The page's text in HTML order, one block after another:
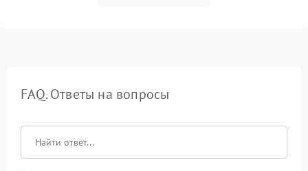
FAQ. Ответы на вопросы